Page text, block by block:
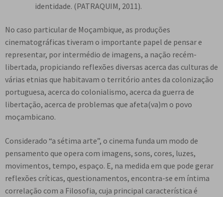
identidade. (PATRAQUIM, 2011).
No caso particular de Moçambique, as produções
cinematográficas tiveram o importante papel de pensar e
representar, por intermédio de imagens, a nação recém-
libertada, propiciando reflexões diversas acerca das culturas de
várias etnias que habitavam o território antes da colonização
portuguesa, acerca do colonialismo, acerca da guerra de
libertação, acerca de problemas que afeta(va)m o povo
moçambicano.
Considerado “a sétima arte”, o cinema funda um modo de
pensamento que opera com imagens, sons, cores, luzes,
movimentos, tempo, espaço. E, na medida em que pode gerar
reflexões críticas, questionamentos, encontra-se em íntima
correlação com a Filosofia, cuja principal característica é